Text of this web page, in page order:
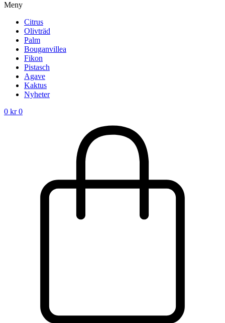
Meny
Citrus
Olivträd
Palm
Bouganvillea
Fikon
Pistasch
Agave
Kaktus
Nyheter
0 kr 0